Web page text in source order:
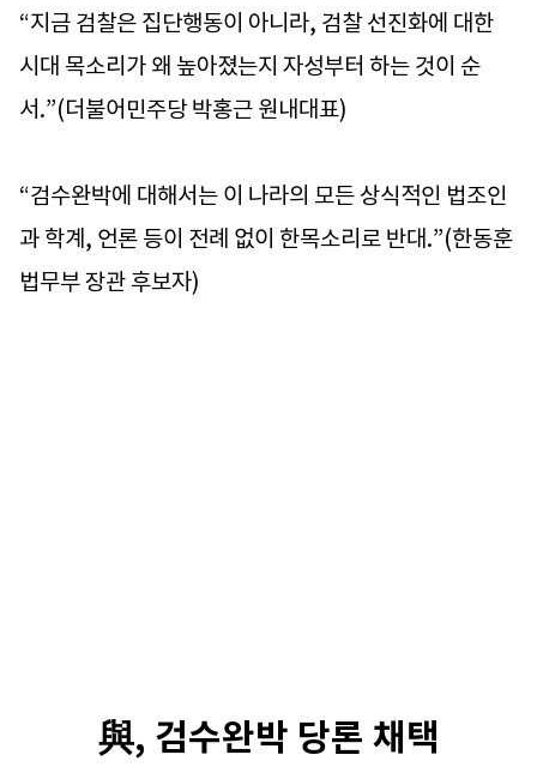
“지금 검찰은 집단행동이 아니라, 검찰 선진화에 대한
시대 목소리가 왜 높아졌는지 자성부터 하는 것이 순
서.”(더불어민주당 박홍근 원내대표)
“검수완박에 대해서는 이 나라의 모든 상식적인 법조인
과 학계, 언론 등이 전례 없이 한목소리로 반대.”(한동훈
법무부 장관 후보자)
與, 검수완박 당론 채택